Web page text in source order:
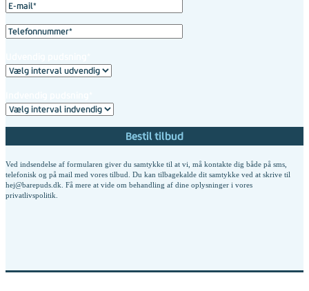
Ved indsendelse af formularen giver du samtykke til at vi, må kontakte dig både på sms,
telefonisk og på mail med vores tilbud. Du kan tilbagekalde dit samtykke ved at skrive til
hej@barepuds.dk. Få mere at vide om behandling af dine oplysninger i vores
privatlivspolitik